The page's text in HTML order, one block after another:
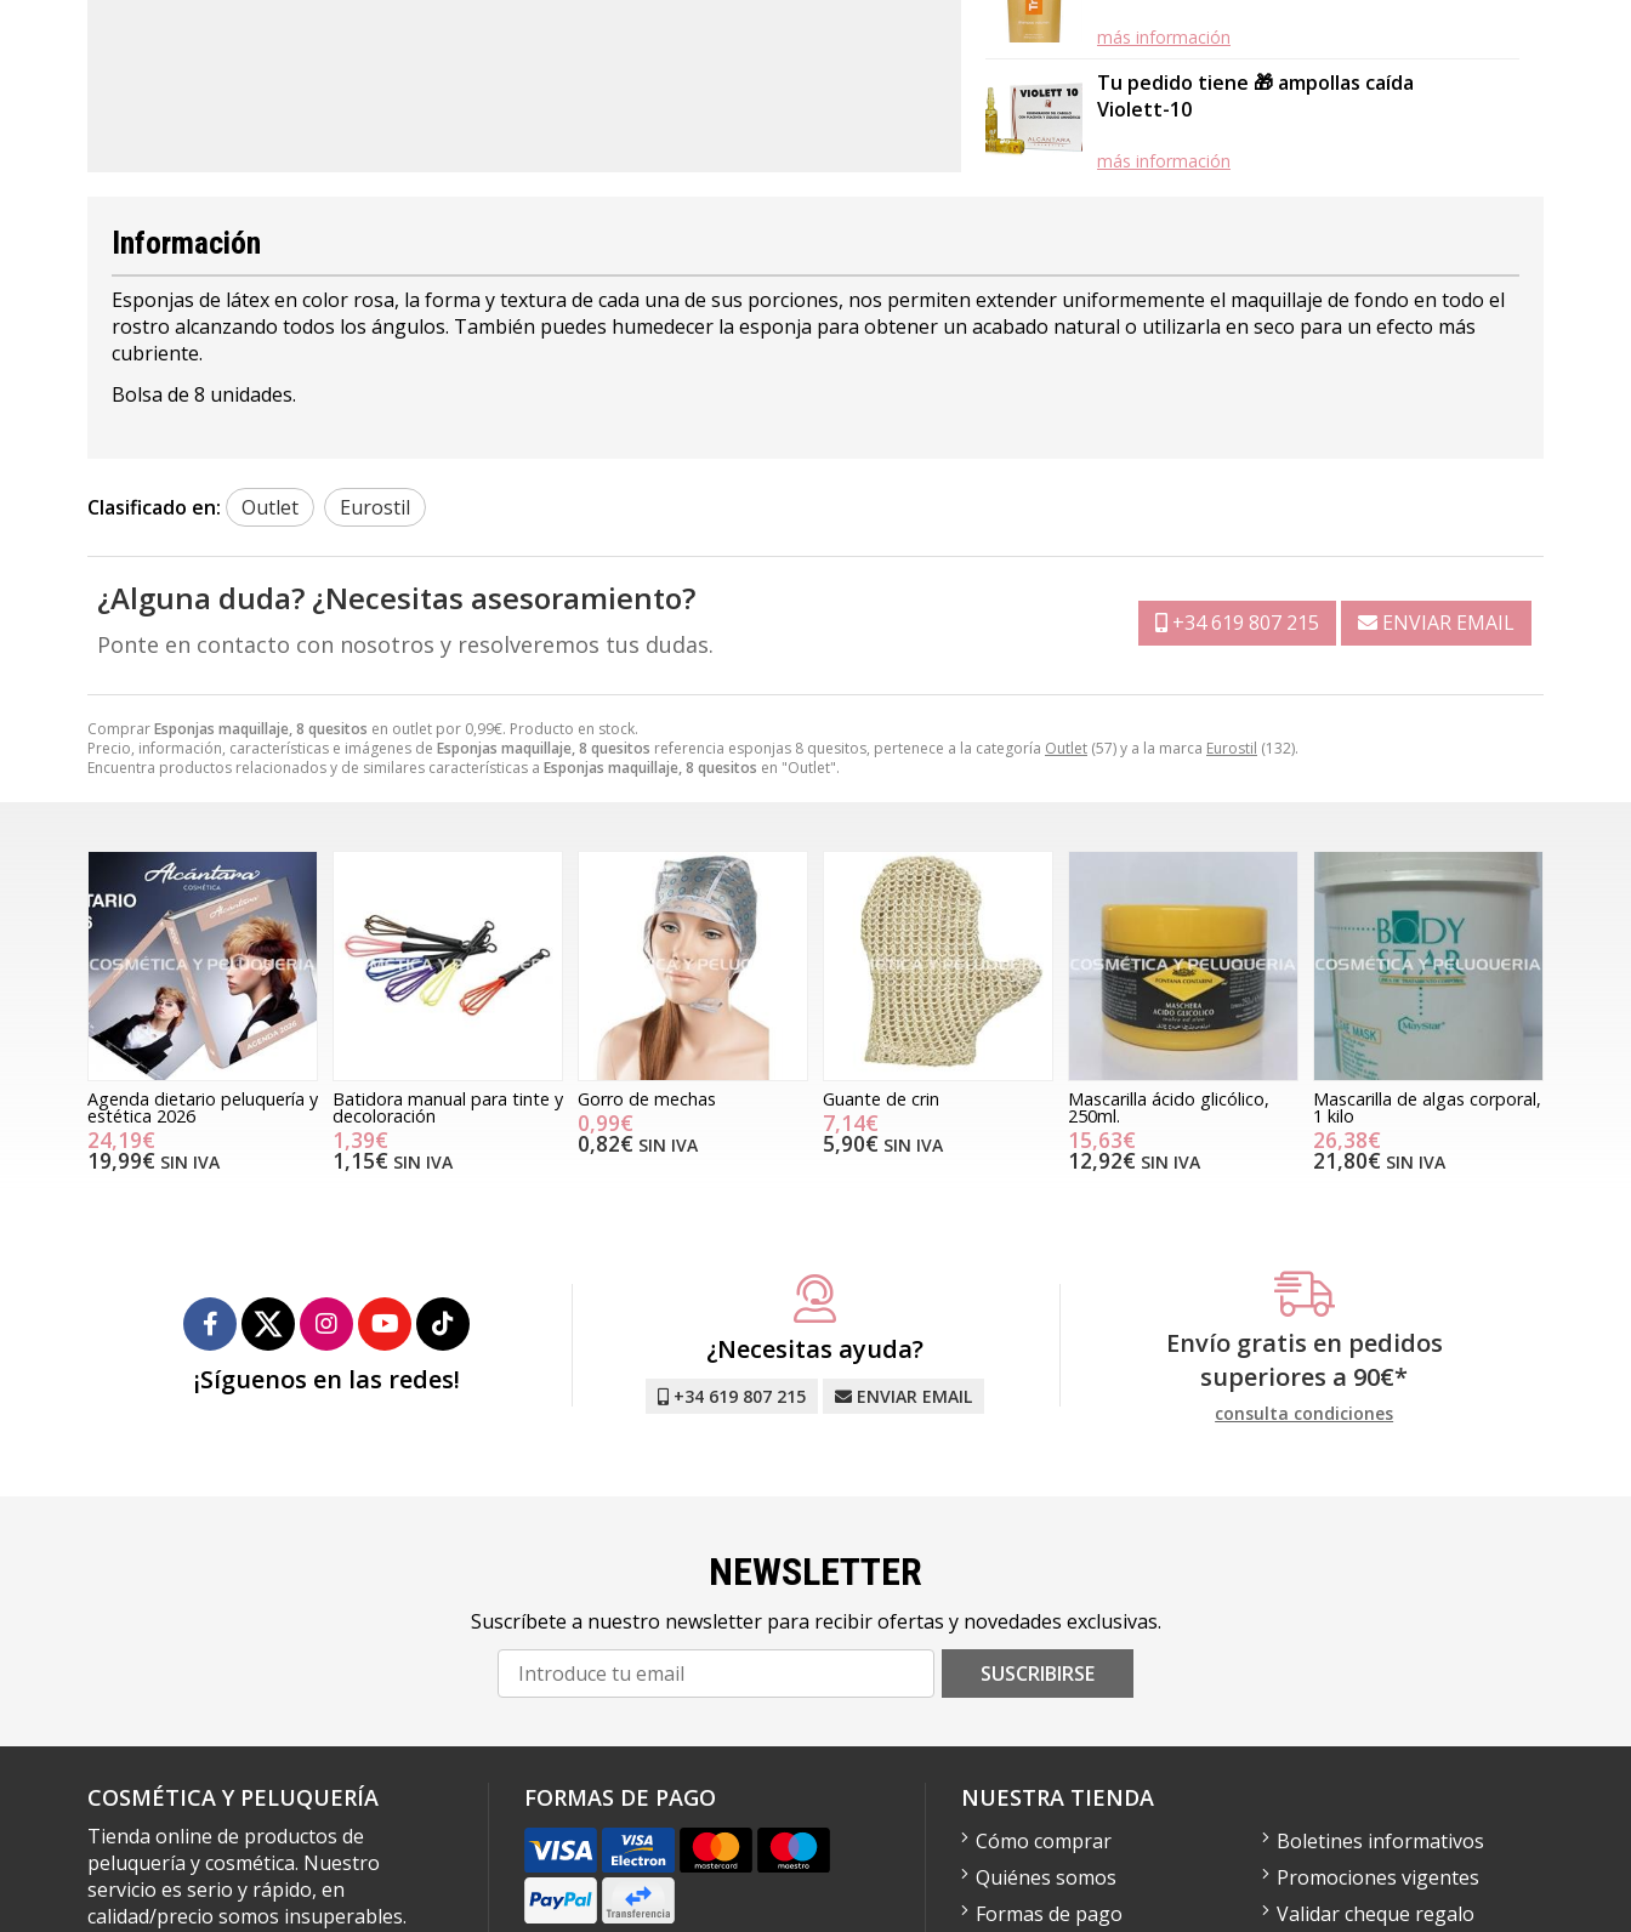
más información
Tu pedido tiene 🎁 ampollas caída
Violett-10
más información
ComprarEsponjas maquillaje, 8 quesitos en outlet por 0,99€. Producto en stock.
Precio, información, características e imágenes de Esponjas maquillaje, 8 quesitos referencia esponjas 8 quesitos, pertenece a la categoría Outlet (57) y a la marca Eurostil (132).
Encuentra productos relacionados y de similares características a Esponjas maquillaje, 8 quesitos en "Outlet".
Información
Esponjas de látex en color rosa, la forma y textura de cada una de sus porciones, nos permiten extender uniformemente el maquillaje de fondo en todo el
rostro alcanzando todos los ángulos. También puedes humedecer la esponja para obtener un acabado natural o utilizarla en seco para un efecto más
cubriente.
Bolsa de 8 unidades.
Clasificado en: Outlet Eurostil
¿Alguna duda? ¿Necesitas asesoramiento?
Ponte en contacto con nosotros y resolveremos tus dudas.
+34 619 807 215 ENVIAR EMAIL
Agenda dietario peluquería y
estética 2026
24,19€
19,99€ SIN IVA
Batidora manual para tinte y
decoloración
1,39€
1,15€ SIN IVA
Gorro de mechas
0,99€
0,82€ SIN IVA
Guante de crin
7,14€
5,90€ SIN IVA
Mascarilla ácido glicólico,
250ml.
15,63€
12,92€ SIN IVA
Mascarilla de algas corporal,
1 kilo
26,38€
21,80€ SIN IVA
¡Síguenos en las redes!
¿Necesitas ayuda?
+34 619 807 215 ENVIAR EMAIL
Envío gratis en pedidos
superiores a 90€*
consulta condiciones
NEWSLETTER
Suscríbete a nuestro newsletter para recibir ofertas y novedades exclusivas.
SUSCRIBIRSE
COSMÉTICA Y PELUQUERÍA
Tienda online de productos de
peluquería y cosmética. Nuestro
servicio es serio y rápido, en
calidad/precio somos insuperables.
FORMAS DE PAGO NUESTRA TIENDA
Cómo comprar
Quiénes somos
Formas de pago
Boletines informativos
Promociones vigentes
Validar cheque regalo